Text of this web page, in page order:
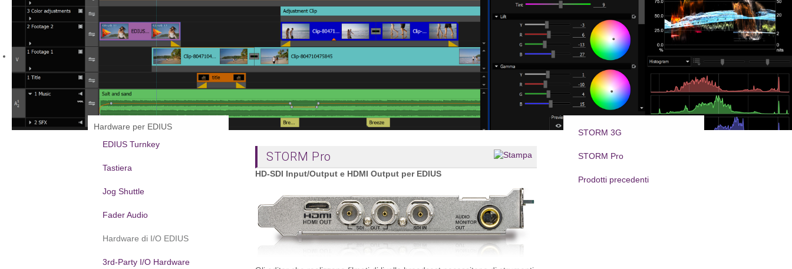
STORM Pro
HD-SDI Input/Output e HDMI Output per EDIUS
Hardware per EDIUS
EDIUS Turnkey
Tastiera
Jog Shuttle
Fader Audio
Hardware di I/O EDIUS
3rd-Party I/O Hardware
STORM 3G
STORM Pro
Prodotti precedenti